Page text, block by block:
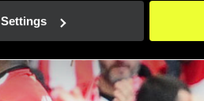
Settings